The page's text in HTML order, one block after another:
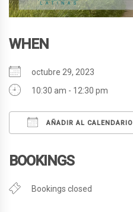
WHEN
octubre 29, 2023
10:30 am - 12:30 pm
AÑADIR AL CALENDARIO
BOOKINGS
Bookings closed